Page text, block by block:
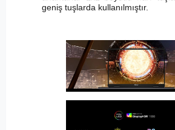
geniş tuşlarda kullanılmıştır.